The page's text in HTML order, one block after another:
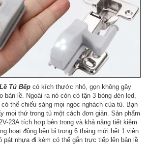
Tủ Bếp có kích thước nhỏ, gọn không gây
lề. Ngoài ra nó còn có tận 3 bóng đèn led,
thể chiếu sáng mọi ngóc nghách của tủ. Bạn
mọi thứ trong tủ một cách đơn giản. Sản phẩm
23A tích hợp bên trong và khả năng tiết kiệm
hoạt động bền bỉ trong 6 tháng mới hết 1 viên
pát nhựa đi kèm có thể gắn trực tiếp lên bản lề